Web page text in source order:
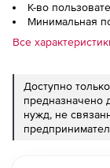
К-во
Минимальная
Все
Доступно
предназначено
нужд, не